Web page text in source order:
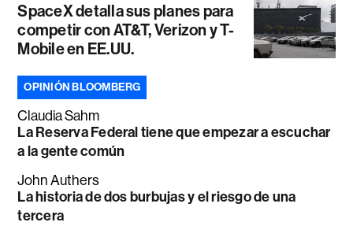
SpaceX detalla sus planes para
competir con AT&T, Verizon y T-
Mobile en EE.UU.
OPINIÓN BLOOMBERG
Claudia Sahm
La Reserva Federal tiene que empezar a escuchar
a la gente común
John Authers
La historia de dos burbujas y el riesgo de una
tercera